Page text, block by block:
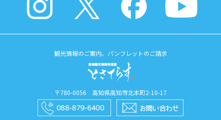
観光情報のご案内、パンフレットのご請求
〒780-0056 高知県高知市北本町2-10-17